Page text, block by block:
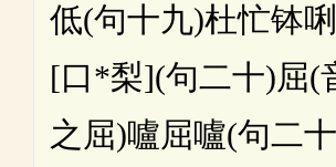
低(句十九)杜忙钵
[口*梨](句二十)屈(
之屈)嚧屈嚧(句二